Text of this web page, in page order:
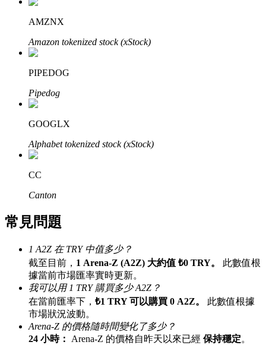
合夥人計劃
Bitrue渠道合伙人
最高達65%佣金！
邀请好友
AMZNX
Amazon tokenized stock (xStock)
PIPEDOG
Pipedog
GOOGLX
Alphabet tokenized stock (xStock)
CC
Canton
常見問題
1 A2Z 在 TRY 中值多少？
截至目前， 1 Arena-Z (A2Z) 大約值 ₺0 TRY。
此數值根
據當前市場匯率實時更新。
我可以用 1 TRY 購買多少 A2Z？
在當前匯率下， ₺1 TRY 可以購買 0 A2Z。
此數值根據
市場狀況波動。
Arena-Z 的價格隨時間變化了多少？
24 小時：
Arena-Z 的價格自昨天以來已經 保持穩定。